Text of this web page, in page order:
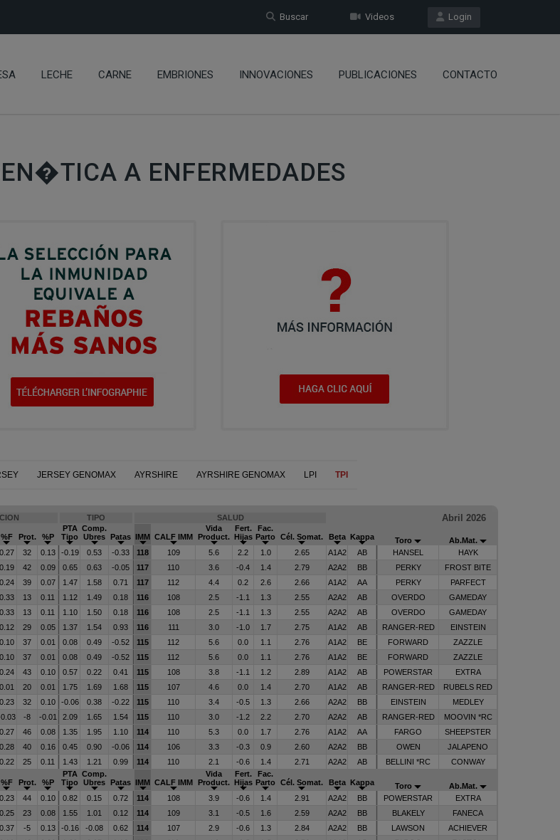
Login
Videos
Buscar
LECHE CARNE EMBRIONES INNOVACIONES PUBLICACIONES CONTACTO
A ENFERMEDADES